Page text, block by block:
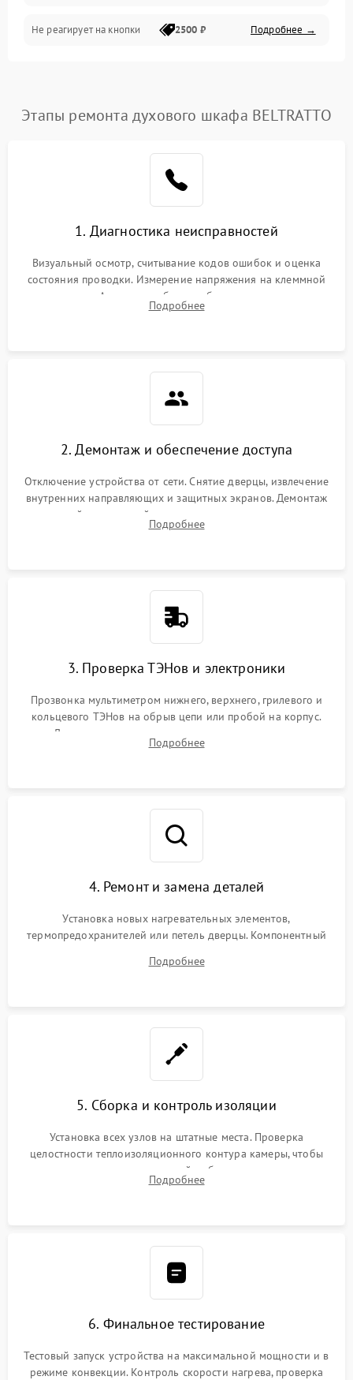
Не реагирует на кнопки 2500 ₽ Подробнее →
Этапы ремонта духового шкафа BELTRATTO
1. Диагностика неисправностей
Визуальный осмотр, считывание кодов ошибок и оценка
состояния проводки. Измерение напряжения на клеммной
колодке. Анализ жалоб на проблемы с нагревом,
конвекцией, панелью управления или блокировкой дверцы.
Подробнее
2. Демонтаж и обеспечение доступа
Отключение устройства от сети. Снятие дверцы, извлечение
внутренних направляющих и защитных экранов. Демонтаж
задней или верхней панели для прямого доступа к
нагревательным элементам, плате и вентиляторам.
Подробнее
3. Проверка ТЭНов и электроники
Прозвонка мультиметром нижнего, верхнего, грилевого и
кольцевого ТЭНов на обрыв цепи или пробой на корпус.
Диагностика термостата, датчиков температуры,
переключателя режимов и мотора конвекции.
Подробнее
4. Ремонт и замена деталей
Установка новых нагревательных элементов,
термопредохранителей или петель дверцы. Компонентный
выгоревших реле, восстановление контактов и замена
Подробнее
5. Сборка и контроль изоляции
Установка всех узлов на штатные места. Проверка
целостности теплоизоляционного контура камеры, чтобы
исключить перегрев кухонной мебели и потерю тепла.
Надежная фиксация клемм и сборка корпуса шкафа.
Подробнее
6. Финальное тестирование
Тестовый запуск устройства на максимальной мощности и в
режиме конвекции. Контроль скорости нагрева, проверка